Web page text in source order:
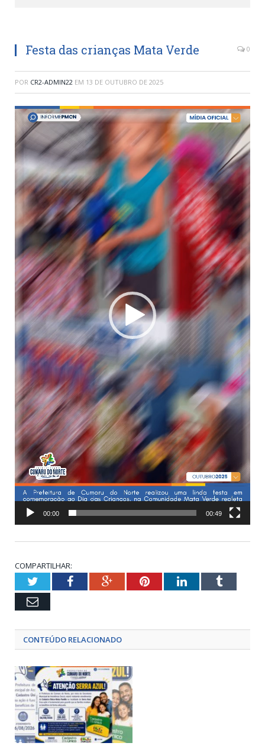
Festa das crianças Mata Verde 0
POR CR2-ADMIN22 EM 13 DE OUTUBRO DE 2025
Tocador
de
vídeo
00:00 00:49
COMPARTILHAR:
TwitterFacebookGoogle+PinterestLinkedInTumblr
Email
CONTEÚDO RELACIONADO